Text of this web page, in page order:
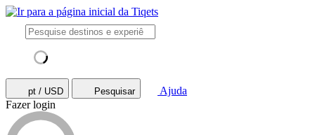
pt / USD Pesquisar
Ajuda
Fazer login